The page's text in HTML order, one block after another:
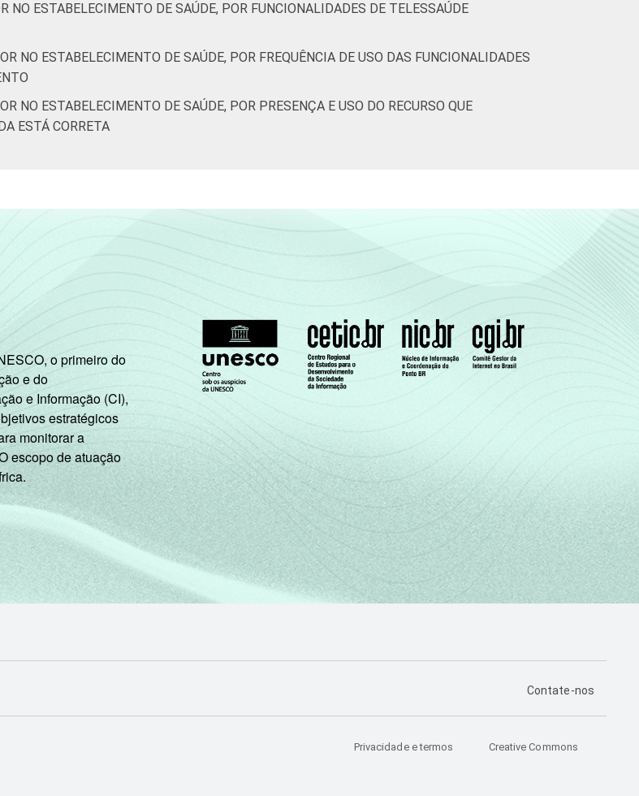
NO ESTABELECIMENTO DE SAÚDE, POR FUNCIONALIDADES DE TELESSAÚDE
NO ESTABELECIMENTO DE SAÚDE, POR FREQUÊNCIA DE USO DAS FUNCIONALIDADES
NO ESTABELECIMENTO DE SAÚDE, POR PRESENÇA E USO DO RECURSO QUE
ESTÁ CORRETA
o primeiro do
e do
e Informação (CI),
estratégicos
monitorar a
escopo de atuação
ABA)ABA)
EM NOVA ABA)
NOVA ABA)
(ABRE EM NOVA ABA)
(ABRE EM NOVA ABA)
NIC.BR (ABRE EM NOVA ABA)
(ABRE EM NOVA ABA) PÁGINA DE
Contate-nos
Privacidade e termos Creative Commons